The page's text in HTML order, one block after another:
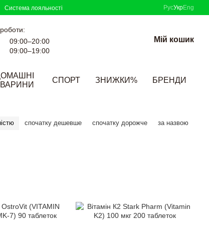
Система лояльності
РусУкрEng
09:00–20:00
09:00–19:00
Мій кошик
СПОРТ ЗНИЖКИ% БРЕНДИ
спочатку дешевше спочатку дорожче за назвою